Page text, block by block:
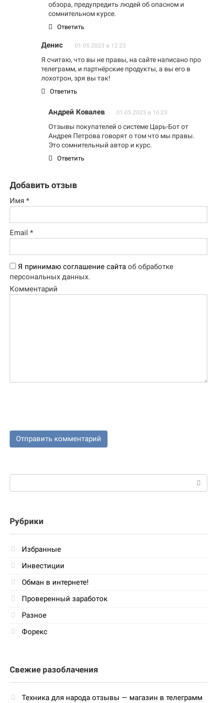
обзора, предупредить людей об опасном и
сомнительном курсе.
Ответить
Денис 01.05.2023 в 12:23
Я считаю, что вы не правы, на сайте написано про
телеграмм, и партнёрские продукты, а вы его в
лохотрон, зря вы так!
Ответить
Андрей Ковалев 01.05.2023 в 16:23
Отзывы покупателей о системе Царь-Бот от
Андрея Петрова говорят о том что мы правы.
Это сомнительный автор и курс.
Ответить
Добавить отзыв
Имя *
Email *
Я принимаю соглашение сайта об обработке
персональных данных.
Комментарий
Поиск:
Рубрики
Избранные
Инвестиции
Обман в интернете!
Проверенный заработок
Разное
Форекс
Свежие разоблачения
Техника для народа отзывы — магазин в телеграмм